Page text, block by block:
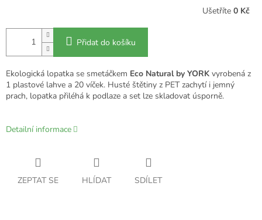
Ušetříte 0 Kč
Přidat do košíku
Ekologická lopatka se smetáčkem Eco Natural by YORK vyrobená z
1 plastové lahve a 20 víček. Husté štětiny z PET zachytí i jemný
prach, lopatka přiléhá k podlaze a set lze skladovat úsporně.
Detailní informace
ZEPTAT SE HLÍDAT SDÍLET